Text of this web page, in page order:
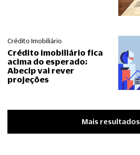
Crédito Imobiliário
Crédito imobiliário fica
acima do esperado;
Abecip vai rever
projeções
Mais resultados